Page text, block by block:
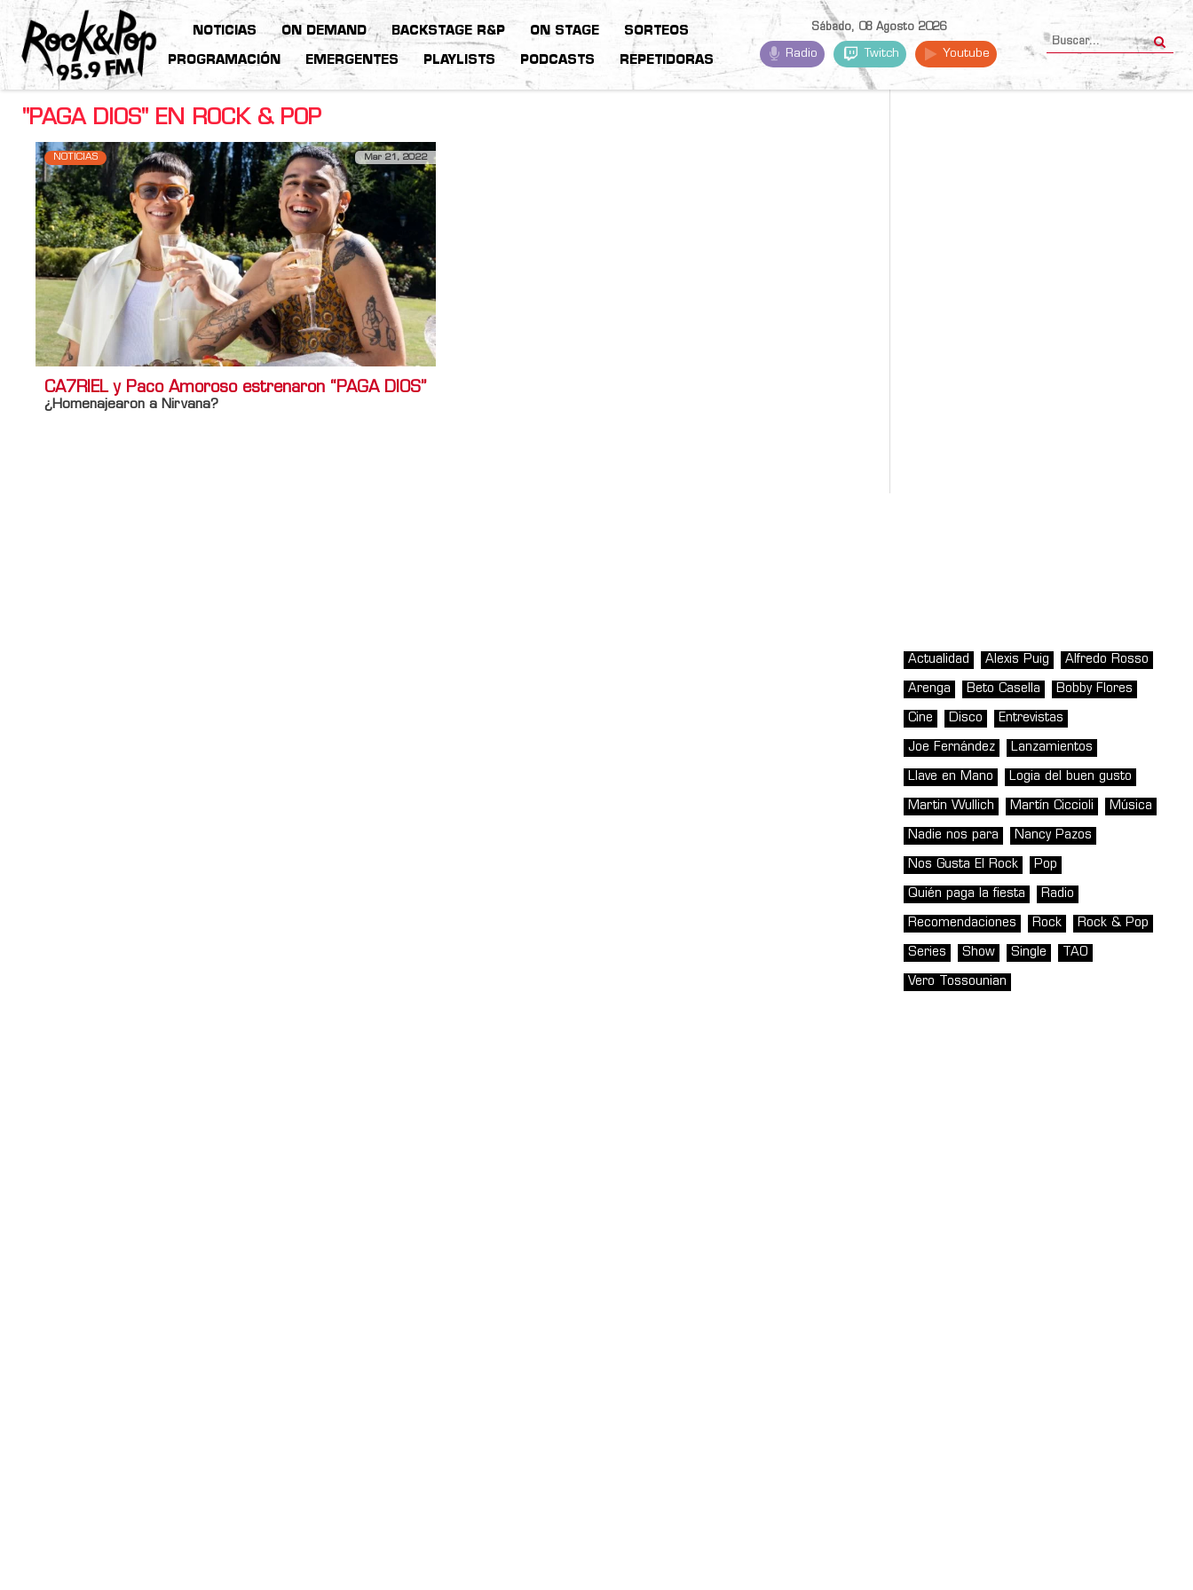
NOTICIAS ON DEMAND BACKSTAGE R&P ON STAGE SORTEOS
PROGRAMACIÓN EMERGENTES PLAYLISTS PODCASTS REPETIDORAS
Sábado, 08 Agosto 2026
Radio Twitch Youtube
"PAGA DIOS" EN ROCK & POP
NOTICIAS Mar 21, 2022
CA7RIEL y Paco Amoroso estrenaron “PAGA DIOS”
¿Homenajearon a Nirvana?
Actualidad Alexis Puig Alfredo Rosso
Arenga Beto Casella Bobby Flores
Cine Disco Entrevistas
Joe Fernández Lanzamientos
Llave en Mano Logia del buen gusto
Martin Wullich Martín Ciccioli Música
Nadie nos para Nancy Pazos
Nos Gusta El Rock Pop
Quién paga la fiesta Radio
Recomendaciones Rock Rock & Pop
Series Show Single TAO
Vero Tossounian